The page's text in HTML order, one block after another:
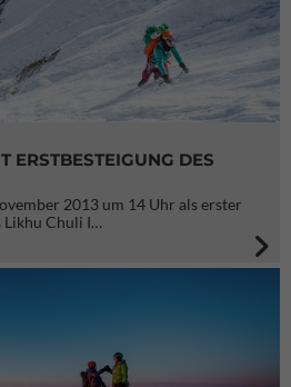
ERSTBESTEIGUNG DES
2013 um 14 Uhr als erster
Likhu Chuli I…